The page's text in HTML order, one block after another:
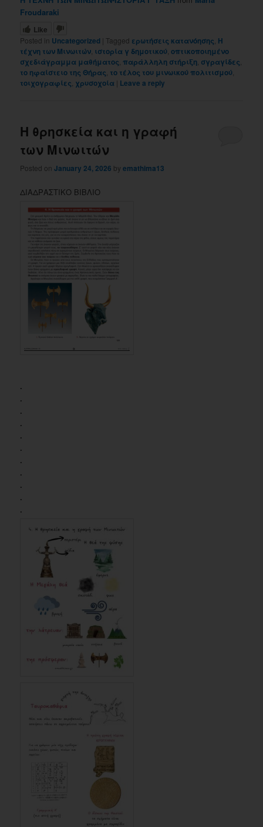
Froudaraki
Like
Posted in Uncategorized | Tagged ερωτήσεις κατανόησης Η
τέχνη των Μινωιτών ιστορία γ δημοτικού ,οπτικοποιημένο
σχεδιάγραμμα μαθήματος παράλληλη στήριξη σγραγίδες
το ηφαίστειο της Θήρας το τέλος του μινωικού πολιτισμού
τοιχογραφίες χρυσοχοία | Leave a reply
Η θρησκεία και η γραφή
των Μινωιτών
Posted onJanuary 24, 2026 byemathima13
ΔΙΑΔΡΑΣΤΙΚΟ ΒΙΒΛΙΟ
.
.
.
.
.
.
.
.
.
.
.